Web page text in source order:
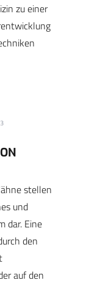
zu einer
stellen
und
dar. Eine
den
auf den